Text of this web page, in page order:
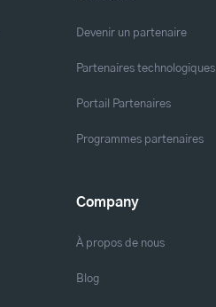
Devenir un partenaire
Partenaires technologiques
Portail Partenaires
Programmes partenaires
Company
À propos de nous
Blog